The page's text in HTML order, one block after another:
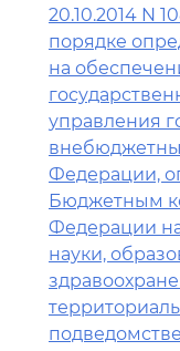
20.10.2014 N
порядке
на
управления
Федерации,
Бюджетным
Федерации
науки,